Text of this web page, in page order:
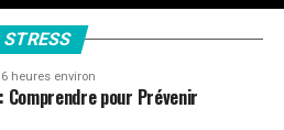
STRESS
6 heures environ
Comprendre pour Prévenir